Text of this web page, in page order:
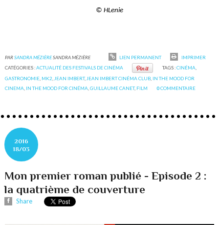
© HLenie
PARSANDRA MÉZIÈRESANDRA MÉZIÈRE LIEN PERMANENT
IMPRIMER
CATÉGORIES :ACTUALITÉ DES FESTIVALS DE CINÉMA TAGS :CINÉMA
GASTRONOMIE MK2 JEAN IMBERT, JEAN IMBERT CINÉMA CLUB IN THE MOOD FOR
CINEMA IN THE MOOD FOR CINÉMA ,GUILLAUME CANET, FILM 0COMMENTAIRE
2016
18/03
Mon premier roman publié - Episode 2 :
la quatrième de couverture
Share